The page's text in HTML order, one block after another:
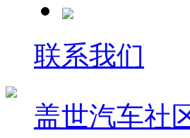
联系我们
盖世汽车社